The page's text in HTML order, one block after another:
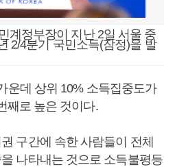
계정부장이 지난 2일 서울 중
2/4분기 국민소득(잠정)을 발
운데 상위 10% 소득집중도가
째로 높은 것이다.
구간에 속한 사람들이 전체
나타내는 것으로 소득불평등